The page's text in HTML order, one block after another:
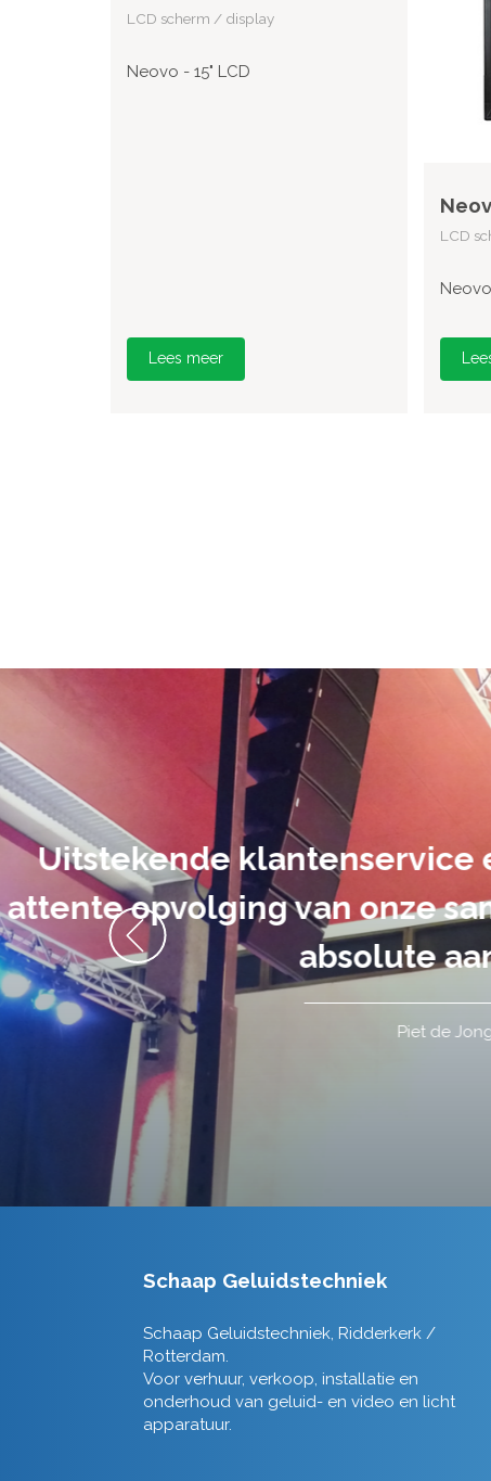
LCD scherm / display
Neovo - 15" LCD
Lees meer
LCD
De
volledig uit
Schaap Geluidstechniek
Schaap Geluidstechniek, Ridderkerk /
Rotterdam.
Voor verhuur, verkoop, installatie en
onderhoud van geluid- en video en licht
apparatuur.